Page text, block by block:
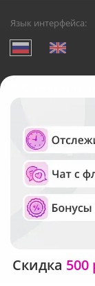
Язык интерфейса:
Служба
Русский Букет,
Общество с
ОГРН:
Юридический
д.42, оф. 3
Рейтинг Русского
Скидка 500